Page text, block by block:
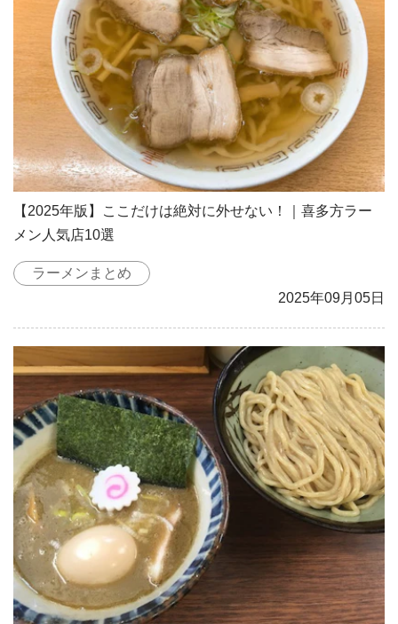
【2025年版】ここだけは絶対に外せない！｜喜多方ラー
メン人気店10選
ラーメンまとめ
2025年09月05日